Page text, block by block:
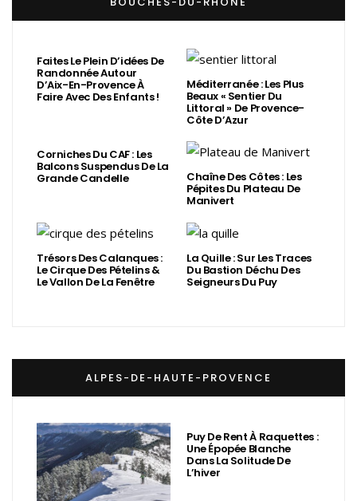
Faites Le Plein D’idées De
Randonnée Autour
D’Aix-En-Provence À
Faire Avec Des Enfants !
Méditerranée : Les Plus
Beaux « Sentier Du
Littoral » De Provence-
Côte D’Azur
Corniches Du CAF : Les
Balcons Suspendus De La
Grande Candelle Chaîne Des Côtes : Les
Pépites Du Plateau De
Manivert
Trésors Des Calanques :
Le Cirque Des Pételins &
Le Vallon De La Fenêtre
La Quille : Sur Les Traces
Du Bastion Déchu Des
Seigneurs Du Puy
ALPES-DE-HAUTE-PROVENCE
Puy De Rent À Raquettes :
Une Épopée Blanche
Dans La Solitude De
L’hiver